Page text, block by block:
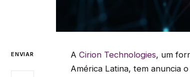
ENVIAR A Cirion Technologies, um
América Latina, tem anuncia